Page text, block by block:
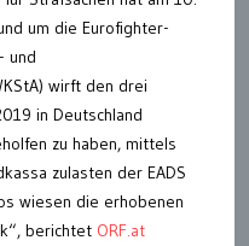
um die Eurofighter-
und
wirft den drei
in Deutschland
zu haben, mittels
zulasten der EADS
wiesen die erhobenen
berichtet ORF.at